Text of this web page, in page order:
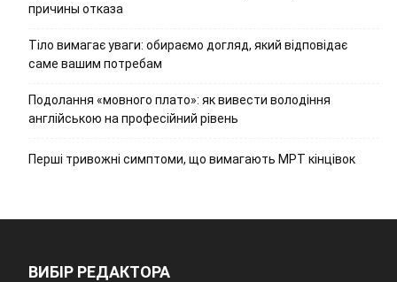
причины отказа
Тіло вимагає уваги: обираємо догляд, який відповідає
саме вашим потребам
Подолання «мовного плато»: як вивести володіння
англійською на професійний рівень
Перші тривожні симптоми, що вимагають МРТ кінцівок
ВИБІР РЕДАКТОРА